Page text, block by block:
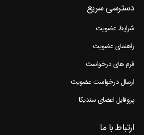
دسترسی سریع
شرایط عضویت
راهنمای عضویت
فرم های درخواست
ارسال درخواست عضویت
پروفایل اعضای سندیکا
ارتباط با ما